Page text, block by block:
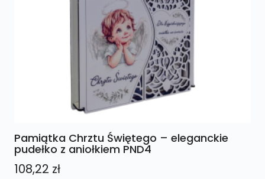
Pamiątka Chrztu Świętego – eleganckie
pudełko z aniołkiem PND4
108,22 zł